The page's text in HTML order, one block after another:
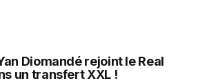
Diomandé rejoint le Real
un transfert XXL !